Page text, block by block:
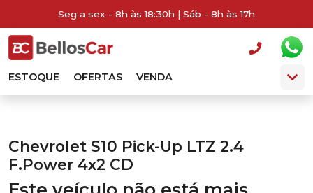
Seg a sex - 8h às 18:30h | Sáb - 8h às 17h
ESTOQUE OFERTAS VENDA
Chevrolet S10 Pick-Up LTZ 2.4
F.Power 4x2 CD